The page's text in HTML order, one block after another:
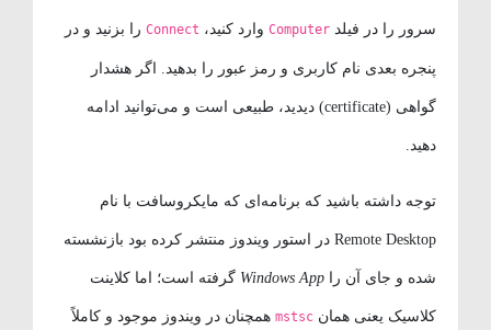
سرور را در فیلدComputerوارد کنید،Connectرا بزنید و در
پنجره بعدی نام کاربری و رمز عبور را بدهید. اگر هشدار
گواهی (certificate) دیدید، طبیعی است و می‌توانید ادامه
دهید.
توجه داشته باشید که برنامه‌ای که مایکروسافت با نام
Remote Desktop در استور ویندوز منتشر کرده بود بازنشسته
شده و جای آن را Windows Appگرفته است؛ اما کلاینت
کلاسیک یعنی همانmstscهمچنان در ویندوز موجود و کاملاً